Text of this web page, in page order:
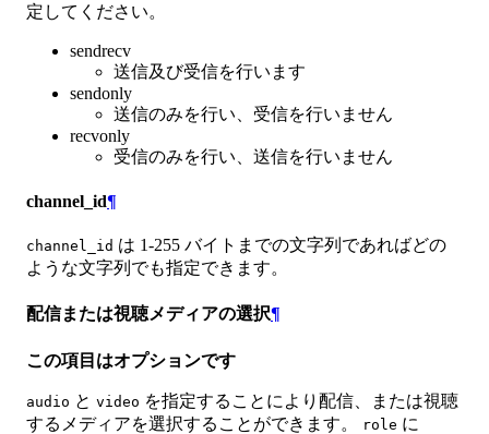
定してください。
sendrecv
送信及び受信を行います
sendonly
送信のみを行い、受信を行いません
recvonly
受信のみを行い、送信を行いません
channel_id¶
channel_id は 1-255 バイトまでの文字列であればどの
ような文字列でも指定できます。
配信または視聴メディアの選択¶
この項目はオプションです
audio と video を指定することにより配信、または視聴
するメディアを選択することができます。
role に